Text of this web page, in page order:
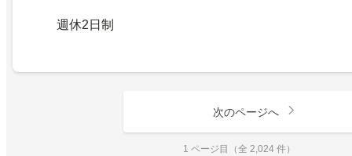
週休2日制
次のページへ
1 ページ目（全 2,024 件）